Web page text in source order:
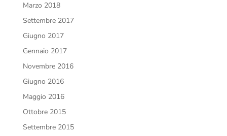
Marzo 2018
Settembre 2017
Giugno 2017
Gennaio 2017
Novembre 2016
Giugno 2016
Maggio 2016
Ottobre 2015
Settembre 2015